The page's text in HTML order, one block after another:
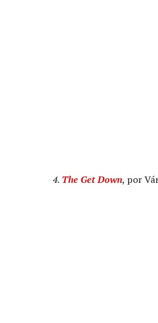
4. The Get Down, por